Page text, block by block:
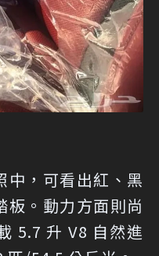
中，可看出紅、黑
板。動力方面則尚
5.7 升 V8 自然進